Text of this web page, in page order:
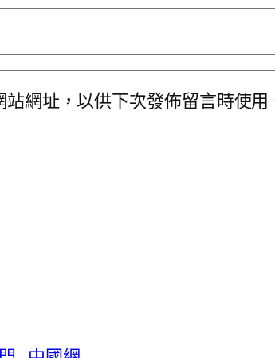
網址，以供下次發佈留言時使用